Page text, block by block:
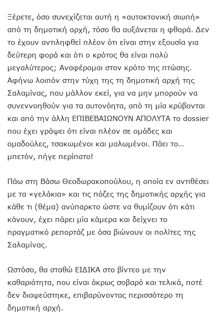
Ξέρετε, όσο συνεχίζεται αυτή η «αυτοκτονική σιωπή»
από τη δημοτική αρχή, τόσο θα αυξάνεται η φθορά. Δεν
το έχουν αντιληφθεί πλέον ότι είναι στην εξουσία για
δεύτερη φορά και ότι ο κρότος θα είναι πολύ
μεγαλύτερος; Αναφέρομαι στον κρότο της πτώσης.
Αφήνω λοιπόν στην τύχη της τη δημοτική αρχή της
Σαλαμίνας, που μάλλον εκεί, για να μην μπορούν να
συνεννοηθούν για τα αυτονόητα, από τη μία κρύβονται
και από την άλλη ΕΠΙΒΕΒΑΙΩΝΟΥΝ ΑΠΟΛΥΤΑ το dossier
που έχει γράψει ότι είναι πλέον σε ομάδες και
ομαδούλες, τσακωμένοι και μαλωμένοι. Πάει το…
μπετόν, πήγε περίπατο!
Πάω στη Βάσω Θεοδωρακοπούλου, η οποία εν αντιθέσει
με τα «γελάκια» και τις πόζες της δημοτικής αρχής για
κάθε τι (θέμα) ανύπαρκτο ώστε να θυμίζουν ότι κάτι
κάνουν, έχει πάρει μία κάμερα και δείχνει το
πραγματικό ρεπορτάζ με όσα βιώνουν οι πολίτες της
Σαλαμίνας.
Ωστόσο, θα σταθώ ΕΙΔΙΚΑ στο βίντεο με την
καθαριότητα, που είναι άκρως σοβαρό και τελικά, ποτέ
δεν διαψεύστηκε, επιβαρύνοντας περισσότερο τη
δημοτική αρχή.